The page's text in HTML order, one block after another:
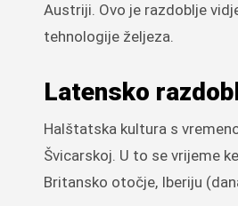
Austriji. Ovo je razdoblje
tehnologije željeza.
Latensko
Halštatska kultura s
Švicarskoj. U to se vrijeme
Britansko otočje, Iberiju